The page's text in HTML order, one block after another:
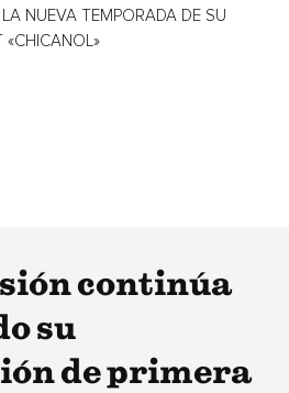
NUEVA TEMPORADA DE SU
«CHICANOL»
continúa
su
de primera